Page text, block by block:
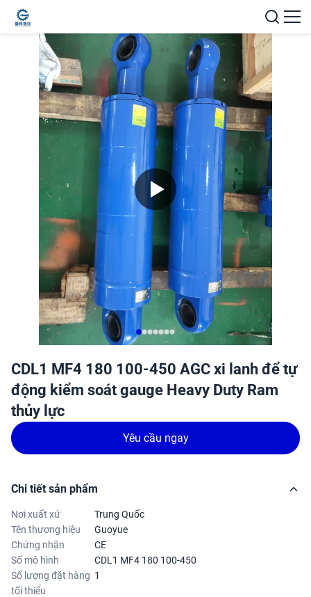
CDL1 MF4 180 100-450 AGC xi lanh để tự
động kiểm soát gauge Heavy Duty Ram
thủy lực
Yêu cầu ngay
Chi tiết sản phẩm
Nơi xuất xứ
Trung Quốc
Tên thương hiệu
Guoyue
Chứng nhận
CE
Số mô hình
CDL1 MF4 180 100-450
Số lượng đặt hàng
tối thiểu
1